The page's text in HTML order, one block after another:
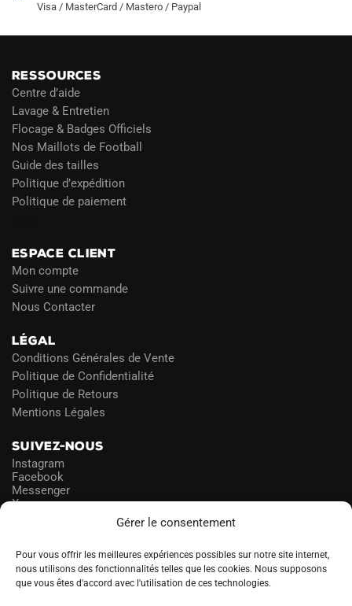
Gérer le consentement
Pour vous offrir les meilleures expériences possibles sur notre site internet,
nous utilisons des fonctionnalités telles que les cookies. Nous supposons
que vous êtes d'accord avec l'utilisation de ces technologies.
Visa / MasterCard / Mastero / Paypal
RESSOURCES
Centre d’aide
Lavage & Entretien
Flocage & Badges Officiels
Nos Maillots de Football
Guide des tailles
Politique d’expédition
Politique de paiement
ESPACE CLIENT
Mon compte
Suivre une commande
Nous Contacter
LÉGAL
Conditions Générales de Vente
Politique de Confidentialité
Politique de Retours
Mentions Légales
SUIVEZ-NOUS
Instagram
Facebook
Messenger
X